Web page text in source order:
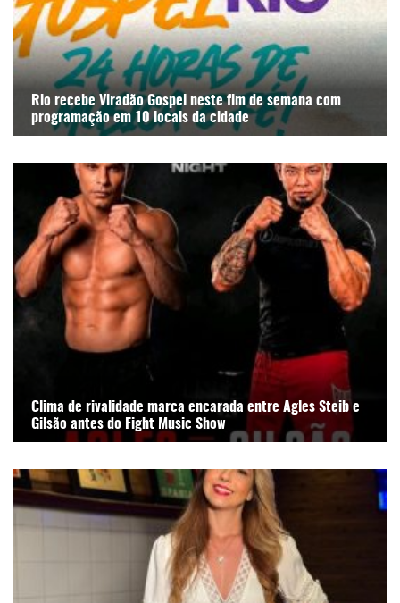
Rio recebe Viradão Gospel neste fim de semana com
programação em 10 locais da cidade
Clima de rivalidade marca encarada entre Agles Steib e
Gilsão antes do Fight Music Show